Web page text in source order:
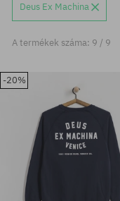
Deus Ex Machina
A termékek száma: 9 / 9
-20%